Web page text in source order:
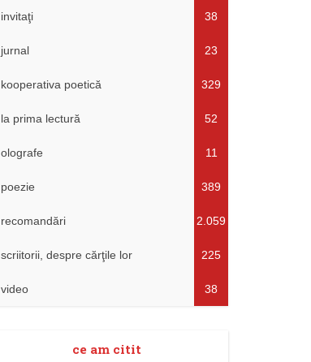
invitaţi 38
jurnal 23
kooperativa poetică 329
la prima lectură 52
olografe 11
poezie 389
recomandări 2.059
scriitorii, despre cărţile lor 225
video 38
ce am citit